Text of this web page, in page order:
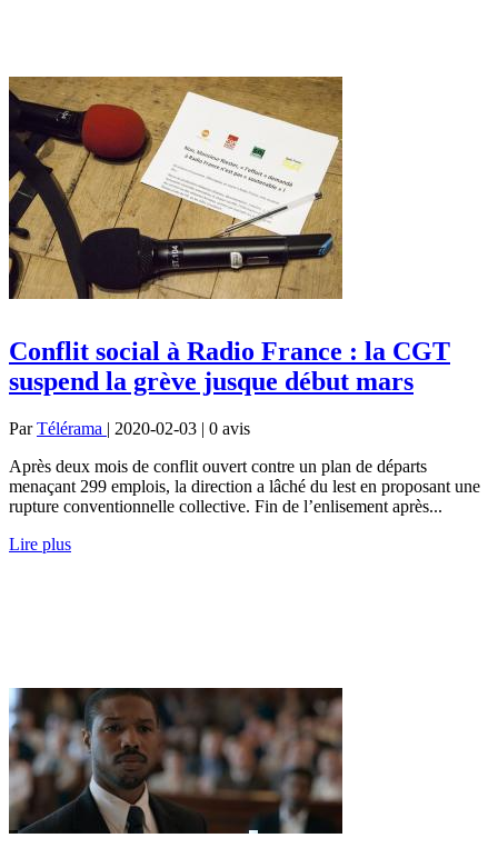
Conflit social à Radio France : la CGT
suspend la grève jusque début mars
ParTélérama | 2020-02-03 | 0 avis
Après deux mois de conflit ouvert contre un plan de départs
menaçant 299 emplois, la direction a lâché du lest en proposant une
rupture conventionnelle collective. Fin de l’enlisement après...
Lire plus